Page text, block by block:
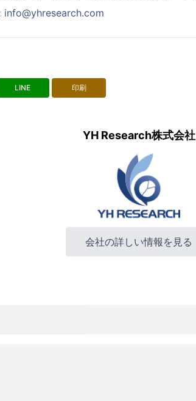
info@yhresearch.com
LINE 印刷
YH Research株式会社
会社の詳しい情報を見る